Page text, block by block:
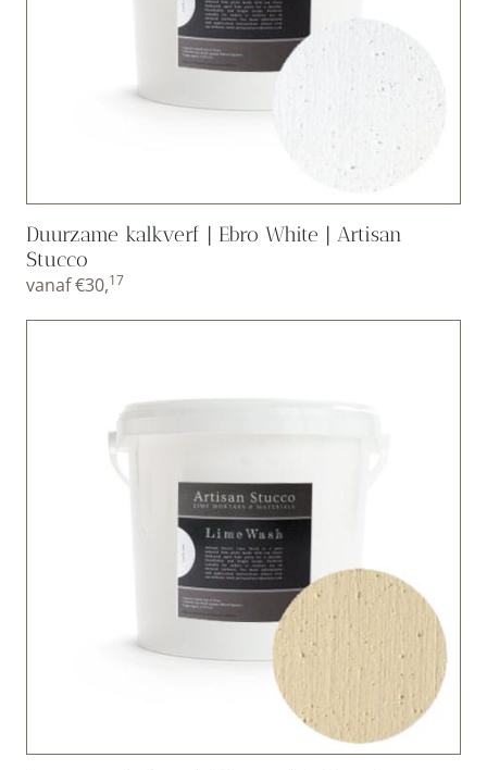
Duurzame kalkverf | Ebro White | Artisan
Stucco
vanaf€30,17